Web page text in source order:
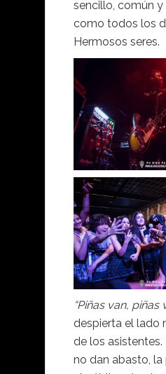
sencillo, común y
como todos los
Hermosos seres.
“Piñas van, piñas
despierta el lado
de los asistentes.
no dan abasto,